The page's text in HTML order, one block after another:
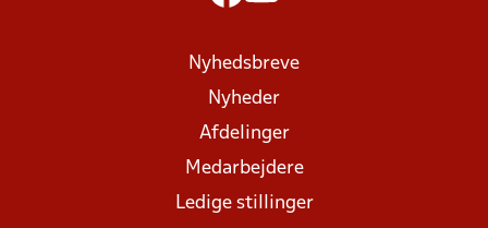
Nyhedsbreve
Nyheder
Afdelinger
Medarbejdere
Ledige stillinger